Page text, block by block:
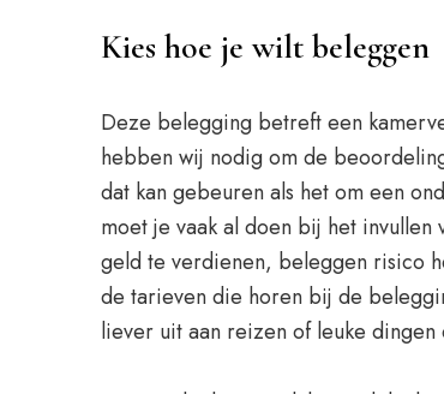
Kies hoe je wilt beleggen
Deze belegging betreft een
hebben wij nodig om de
dat kan gebeuren als het om een
moet je vaak al doen bij het
geld te verdienen, beleggen risico
de tarieven die horen bij de
liever uit aan reizen of leuke dingen